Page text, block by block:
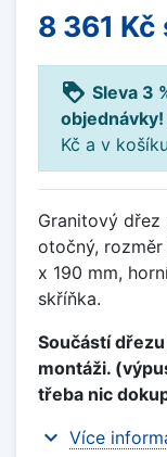
8 361 Kč
loyalty Sleva 3
objednávky!
Kč a v
Granitový dřez
otočný,
x 190 mm,
skříňka.
Součástí
montáži.
třeba nic
expand_more Více